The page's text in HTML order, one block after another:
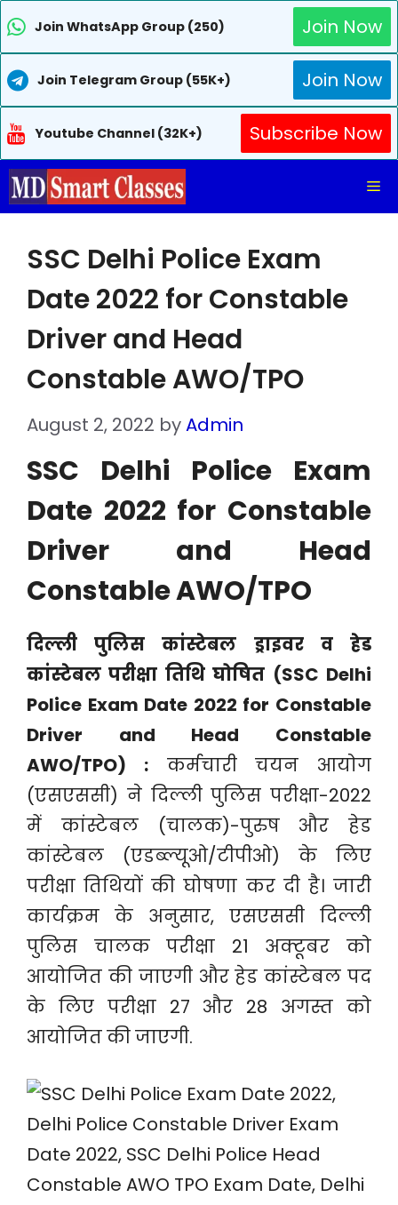
Join WhatsApp Group (250) Join Now
Join Telegram Group (55K+) Join Now
Youtube Channel (32K+)
Subscribe Now
Skip
to
SSC Delhi Police Exam
Date 2022 for Constable
Driver and Head
Constable AWO/TPO
August 2, 2022 byAdmin
SSC Delhi Police Exam
Date 2022 for Constable
Driver and Head
Constable AWO/TPO
दिल्ली पुलिस कांस्टेबल ड्राइवर व हेड
कांस्टेबल परीक्षा तिथि घोषित (SSC Delhi
Police Exam Date 2022 for Constable
Driver and Head Constable
AWO/TPO) :कर्मचारी चयन आयोग
(एसएससी) ने दिल्ली पुलिस परीक्षा-2022
में कांस्टेबल (चालक)-पुरुष और हेड
कांस्टेबल (एडब्ल्यूओ/टीपीओ) के लिए
परीक्षा तिथियों की घोषणा कर दी है। जारी
कार्यक्रम के अनुसार, एसएससी दिल्ली
पुलिस चालक परीक्षा 21 अक्टूबर को
आयोजित की जाएगी और हेड कांस्टेबल पद
के लिए परीक्षा 27 और 28 अगस्त को
आयोजित की जाएगी.